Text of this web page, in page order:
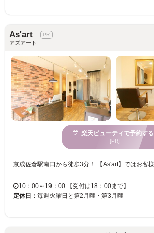
As'art
アズアート
楽天ビューティで予約する
[PR]
10：00～19：00 【受付は18：00まで】
定休日： 毎週火曜日と第2月曜・第3月曜